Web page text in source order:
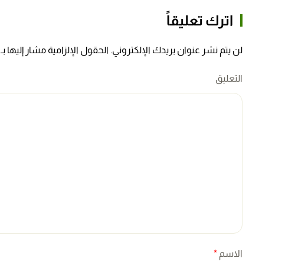
اترك تعليقاً
لن يتم نشر عنوان بريدك الإلكتروني. الحقول الإلزامية مشار إليها بـ
التعليق
الاسم *